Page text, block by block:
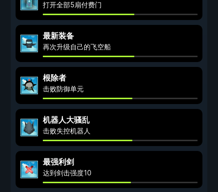
打开全部5扇付费门
最新装备
再次升级自己的飞空船
根除者
击败防御单元
机器人大骚乱
击败失控机器人
最强利剑
达到剑击强度10